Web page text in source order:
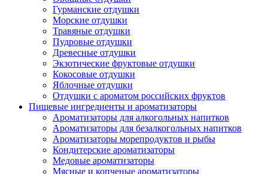
Гурманские отдушки
Морские отдушки
Травяные отдушки
Пудровые отдушки
Древесные отдушки
Экзотические фруктовые отдушки
Кокосовые отдушки
Яблочные отдушки
Отдушки с ароматом российских фруктов
Пищевые ингредиенты и ароматизаторы
Ароматизаторы для алкогольных напитков
Ароматизаторы для безалкогольных напитков
Ароматизаторы морепродуктов и рыбы
Кондитерские ароматизаторы
Медовые ароматизаторы
Мясные и копченые ароматизаторы